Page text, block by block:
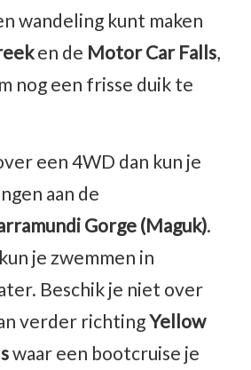
wandeling kunt maken
en de Motor Car Falls,
nog een frisse duik te
een 4WD dan kun je
aan de
Gorge (Maguk).
je zwemmen in
Beschik je niet over
verder richtingYellow
waar een bootcruise je